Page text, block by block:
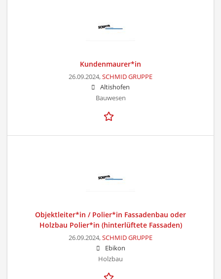
Kundenmaurer*in
26.09.2024,SCHMID GRUPPE
Altishofen
Bauwesen
Objektleiter*in / Polier*in Fassadenbau oder
Holzbau Polier*in (hinterlüftete Fassaden)
26.09.2024,SCHMID GRUPPE
Ebikon
Holzbau